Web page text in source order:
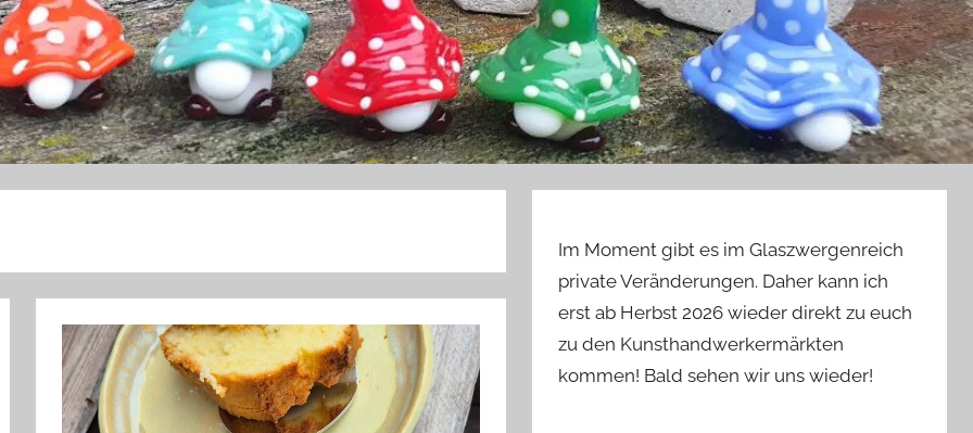
Im Moment gibt es im Glaszwergenreich
private Veränderungen. Daher kann ich
erst ab Herbst 2026 wieder direkt zu euch
zu den Kunsthandwerkermärkten
kommen! Bald sehen wir uns wieder!